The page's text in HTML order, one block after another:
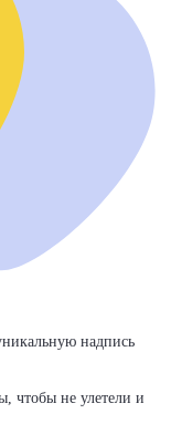
надпись
чтобы не улетели и